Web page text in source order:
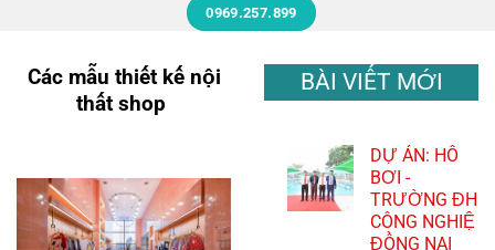
0969.257.899
Các mẫu thiết kế nội
thất shop
BÀI VIẾT MỚI
DỰ ÁN: HỒ
BƠI -
TRƯỜNG ĐH
CÔNG NGHIỆ
ĐỒNG NAI